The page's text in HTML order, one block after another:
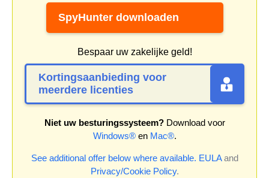
SpyHunter downloaden
Bespaar uw zakelijke geld!
Kortingsaanbieding voor
meerdere licenties
Niet uw besturingssysteem?Download voor
Windows®en Mac®.
See additional offer below where available. EULAand
Privacy/Cookie Policy.